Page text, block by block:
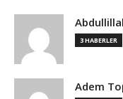
3 HABERLER
Adem